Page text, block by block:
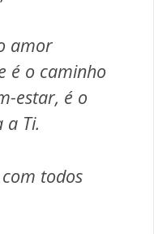
amor
é o caminho
estar, é o
a Ti.
todos